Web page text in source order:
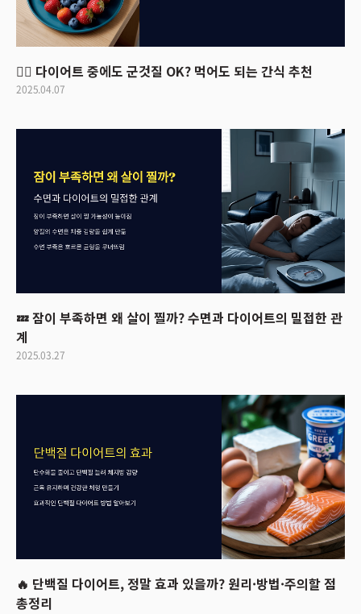
😵‍💫 다이어트 중에도 군것질 OK? 먹어도 되는 간식 추천
2025.04.07
💤 잠이 부족하면 왜 살이 찔까? 수면과 다이어트의 밀접한 관
계
2025.03.27
🔥 단백질 다이어트, 정말 효과 있을까? 원리·방법·주의할 점
총정리